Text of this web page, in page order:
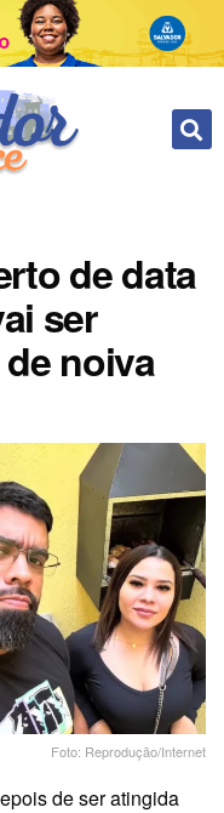
de data
ser
noiva
Foto: Reprodução/Internet
de ser atingida